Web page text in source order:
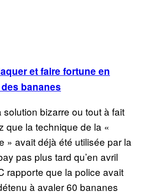
et faire fortune en
bananes
solution bizarre ou tout à fait
que la technique de la «
» avait déjà été utilisée par la
pas plus tard qu’en avril
rapporte que la police avait
à avaler 60 bananes